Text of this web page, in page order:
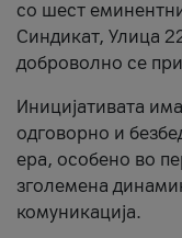
со шест
Синдикат, Улица
доброволно се
Иницијативата
одговорно и
ера, особено во
зголемена
комуникација.